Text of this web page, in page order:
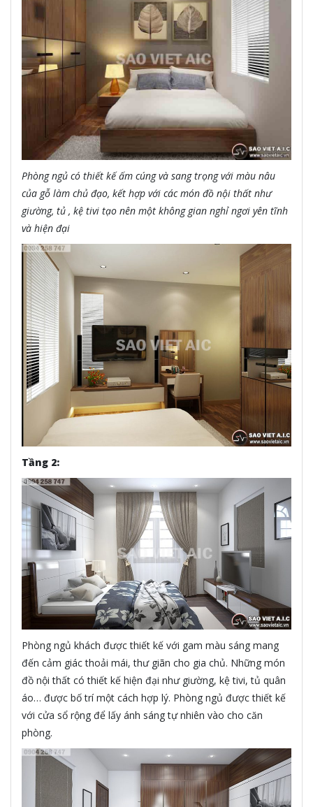
Phòng ngủ có thiết kế ấm cúng và sang trọng với màu nâu
của gỗ làm chủ đạo, kết hợp với các món đồ nội thất như
giường, tủ , kệ tivi tạo nên một không gian nghỉ ngơi yên tĩnh
và hiện đại
Tầng 2:
Phòng ngủ khách được thiết kế với gam màu sáng mang
đến cảm giác thoải mái, thư giãn cho gia chủ. Những món
đồ nội thất có thiết kế hiện đại như giường, kệ tivi, tủ quân
áo… được bố trí một cách hợp lý. Phòng ngủ được thiết kế
với cửa sổ rộng để lấy ánh sáng tự nhiên vào cho căn
phòng.